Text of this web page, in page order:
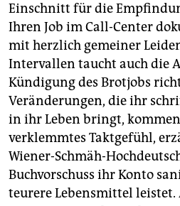
Einschnitt für die
Ihren Job im Call-Center
mit herzlich gemeiner
Intervallen taucht auch die
Kündigung des Brotjobs
Veränderungen, die ihr
in ihr Leben bringt,
verklemmtes Taktgefühl,
Wiener-Schmäh-
Buchvorschuss ihr Konto
teurere Lebensmittel leistet.